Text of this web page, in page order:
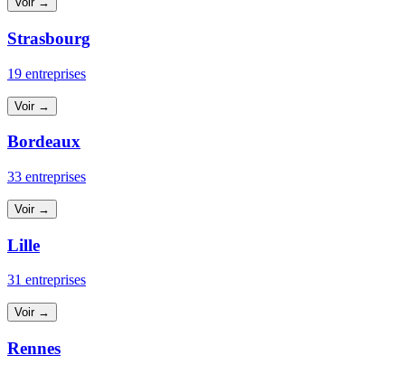
Strasbourg
19 entreprises
Voir →
Bordeaux
33 entreprises
Voir →
Lille
31 entreprises
Voir →
Rennes